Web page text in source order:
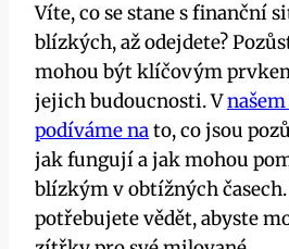
Víte, co se stane s finanční
blízkých, až odejdete?
mohou být klíčovým
jejich budoucnosti. V
podíváme nato, co jsou
jak fungují a jak mohou
blízkým v obtížných časech.
potřebujete vědět, abyste